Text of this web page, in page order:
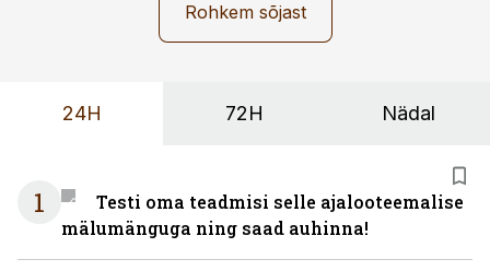
Rohkem sõjast
24H 72H Nädal
1
Testi oma teadmisi selle ajalooteemalise
mälumänguga ning saad auhinna!